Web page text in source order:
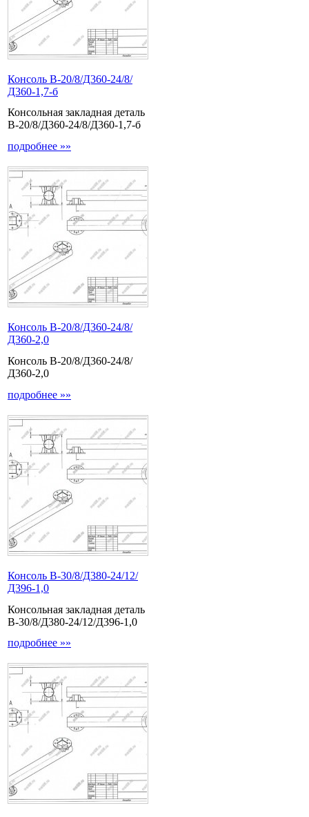
Консоль В-20/8/Д360-24/8/
Д360-1,7-б
Консольная закладная деталь
В-20/8/Д360-24/8/Д360-1,7-б
подробнее »»
Консоль В-20/8/Д360-24/8/
Д360-2,0
Консоль В-20/8/Д360-24/8/
Д360-2,0
подробнее »»
Консоль В-30/8/Д380-24/12/
Д396-1,0
Консольная закладная деталь
В-30/8/Д380-24/12/Д396-1,0
подробнее »»